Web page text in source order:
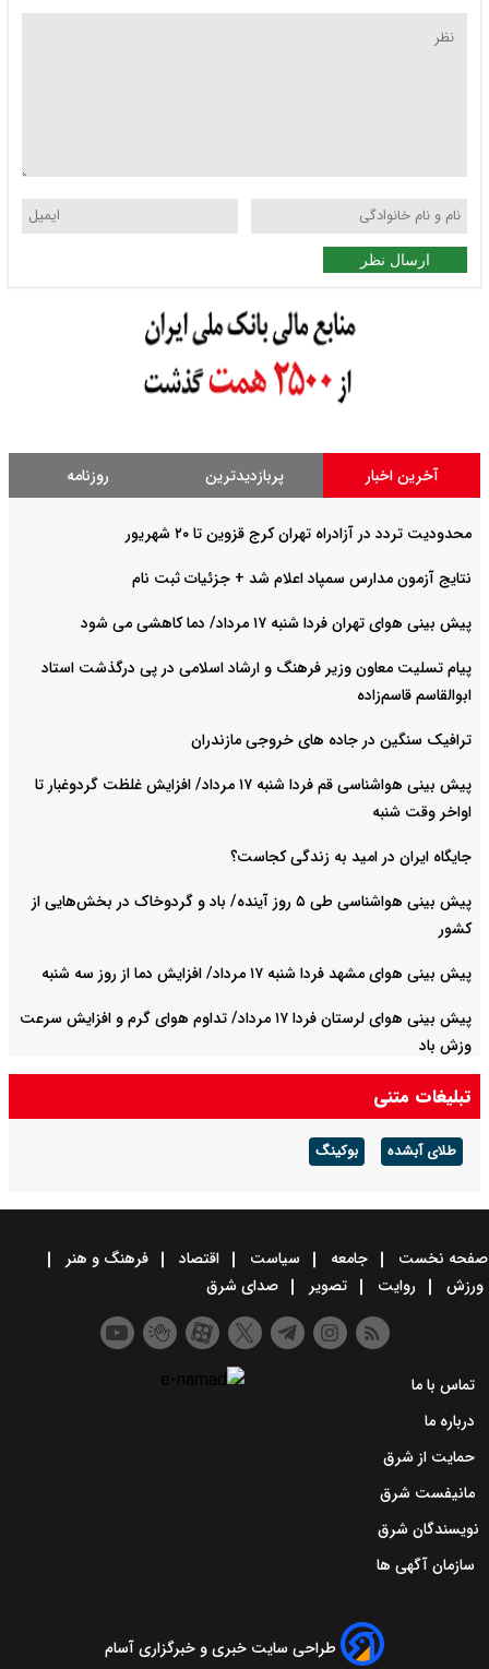
ارسال نظر
آخرین اخبار پربازدیدترین روزنامه
محدودیت تردد در آزادراه تهران کرج قزوین تا ۲۰ شهریور
نتایج آزمون مدارس سمپاد اعلام شد + جزئیات ثبت نام
پیش بینی هوای تهران فردا شنبه ۱۷ مرداد/ دما کاهشی می شود
پیام تسلیت معاون وزیر فرهنگ و ارشاد اسلامی در پی درگذشت استاد
ابوالقاسم قاسم‌زاده
ترافیک سنگین در جاده های خروجی مازندران
پیش بینی هواشناسی قم فردا شنبه ۱۷ مرداد/ افزایش غلظت گردوغبار تا
اواخر وقت شنبه
جایگاه ایران در امید به زندگی کجاست؟
پیش بینی هواشناسی طی ۵ روز آینده/ باد و گردوخاک در بخش‌هایی از
کشور
پیش بینی هوای مشهد فردا شنبه ۱۷ مرداد/ افزایش دما از روز سه شنبه
پیش بینی هوای لرستان فردا ۱۷ مرداد/ تداوم هوای گرم و افزایش سرعت
وزش باد
تبلیغات متنی
طلای آبشده بوکینگ
صفحه نخست جامعه سیاست اقتصاد
فرهنگ و هنر
ورزش
روایت تصویر صدای شرق
تماس با ما
درباره ما
حمایت از شرق
مانیفست شرق
نویسندگان شرق
سازمان آگهی ها
طراحی سایت خبری و خبرگزاری آسام